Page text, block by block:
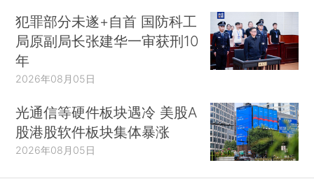
犯罪部分未遂+自首 国防科工
局原副局长张建华一审获刑10
年
2026年08月05日
光通信等硬件板块遇冷 美股A
股港股软件板块集体暴涨
2026年08月05日